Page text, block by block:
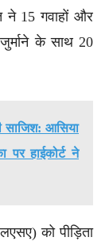
ने 15 गवाहों और
के साथ 20
आसिया
पर हाईकोर्ट ने
को पीड़िता